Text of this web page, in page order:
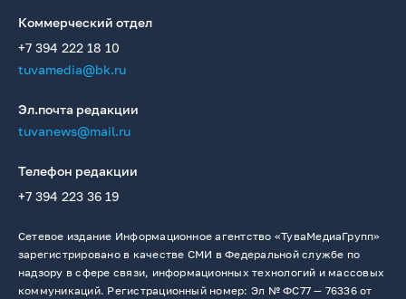
Коммерческий отдел
+7 394 222 18 10
tuvamedia@bk.ru
Эл.почта редакции
tuvanews@mail.ru
Телефон редакции
+7 394 223 36 19
Сетевое издание Информационное агентство «ТуваМедиаГрупп»
зарегистрировано в качестве СМИ в Федеральной службе по
надзору в сфере связи, информационных технологий и массовых
коммуникаций. Регистрационный номер: Эл № ФС77 — 76336 от